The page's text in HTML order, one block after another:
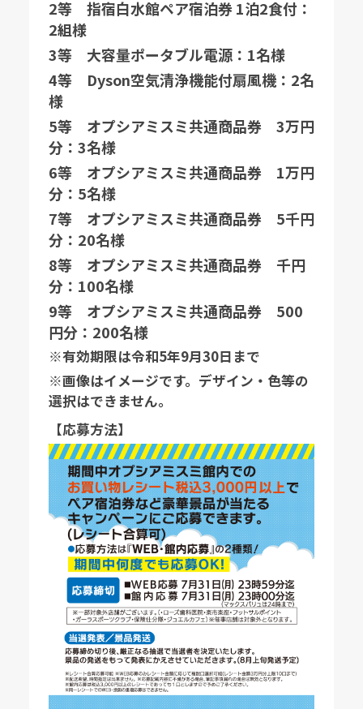
2等 指宿白水館ペア宿泊券 1泊2食付：
2組様
3等 大容量ポータブル電源：1名様
4等 Dyson空気清浄機能付扇風機：2名
様
5等 オプシアミスミ共通商品券 3万円
分：3名様
6等 オプシアミスミ共通商品券 1万円
分：5名様
7等 オプシアミスミ共通商品券 5千円
分：20名様
8等 オプシアミスミ共通商品券 千円
分：100名様
9等 オプシアミスミ共通商品券 500
円分：200名様
※有効期限は令和5年9月30日まで
※画像はイメージです。デザイン・色等の
選択はできません。
【応募方法】